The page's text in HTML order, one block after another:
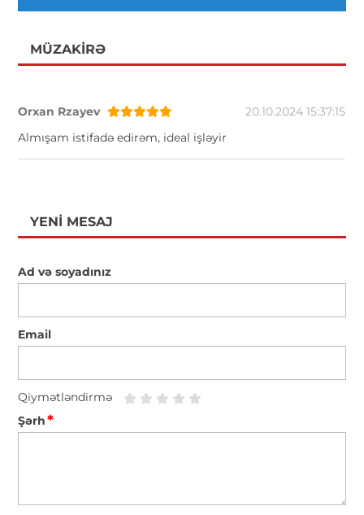
MÜZAKIRƏ
Orxan Rzayev
20.10.2024 15:37:15
Almışam istifadə edirəm, ideal işləyir
YENI MESAJ
Ad və soyadınız
Email
Qiymətləndirmə
Şərh*